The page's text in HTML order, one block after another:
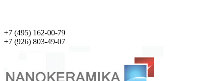
+7 (495) 162-00-79
+7 (926) 803-49-07